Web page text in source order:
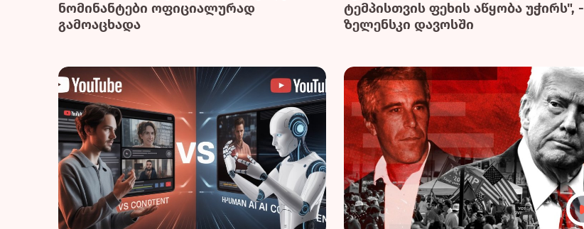
ნომინანტები ოფიციალურად
გამოაცხადა
ტემპისთვის ფეხის აწყობა უჭირს", -
ზელენსკი დავოსში